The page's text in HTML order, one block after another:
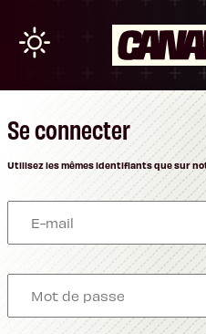
Se connecter
Utilisez les mêmes identifiants que sur